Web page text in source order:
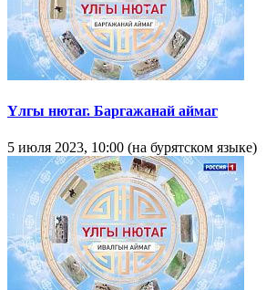
Yлгы нютаг. Баргажанай аймаг
5 июля 2023, 10:00 (на бурятском языке)